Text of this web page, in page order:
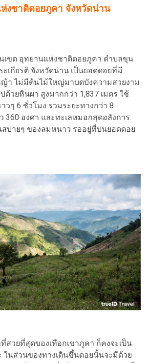
งชาติดอยภูคา จังหวัดน่าน
ขต อุทยานแห่งชาติดอยภูคา ตำบลขุน
ะเกียรติ จังหวัดน่าน เป็นยอดดอยที่มี
ญ้า ไม่มีต้นไม้ใหญ่มาบดบังความสวยงาม
ด้วยหินผา สูงมากกว่า 1,837 เมตร ใช้
าวๆ 6 ชั่วโมง รวมระยะทางกว่า 8
360 องศา และทะเลหมอกสุดอลังการ
บายๆ ของลมหนาว รออยู่ที่บนยอดดอย
วยที่สุดของเทือกเขาภูคา ก็คงจะเป็น
ในส่วนของทางเดินขึ้นดอยนั้นจะมีด้วย